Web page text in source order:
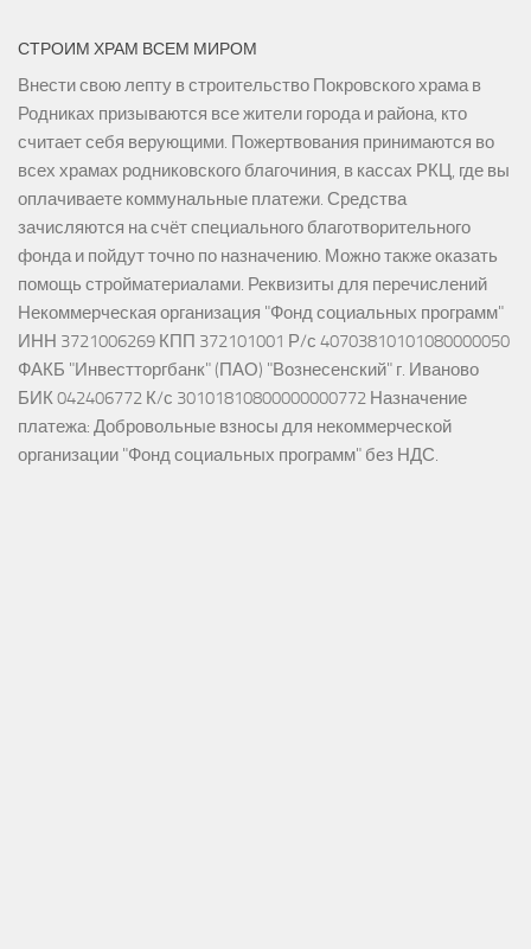
СТРОИМ ХРАМ ВСЕМ МИРОМ
Внести свою лепту в строительство Покровского храма в
Родниках призываются все жители города и района, кто
считает себя верующими. Пожертвования принимаются во
всех храмах родниковского благочиния, в кассах РКЦ, где вы
оплачиваете коммунальные платежи. Средства
зачисляются на счёт специального благотворительного
фонда и пойдут точно по назначению. Можно также оказать
помощь стройматериалами. Реквизиты для перечислений
Некоммерческая организация "Фонд социальных программ"
ИНН 3721006269 КПП 372101001 Р/с 40703810101080000050
ФАКБ "Инвестторгбанк" (ПАО) "Вознесенский" г. Иваново
БИК 042406772 К/с 30101810800000000772 Назначение
платежа: Добровольные взносы для некоммерческой
организации "Фонд социальных программ" без НДС.